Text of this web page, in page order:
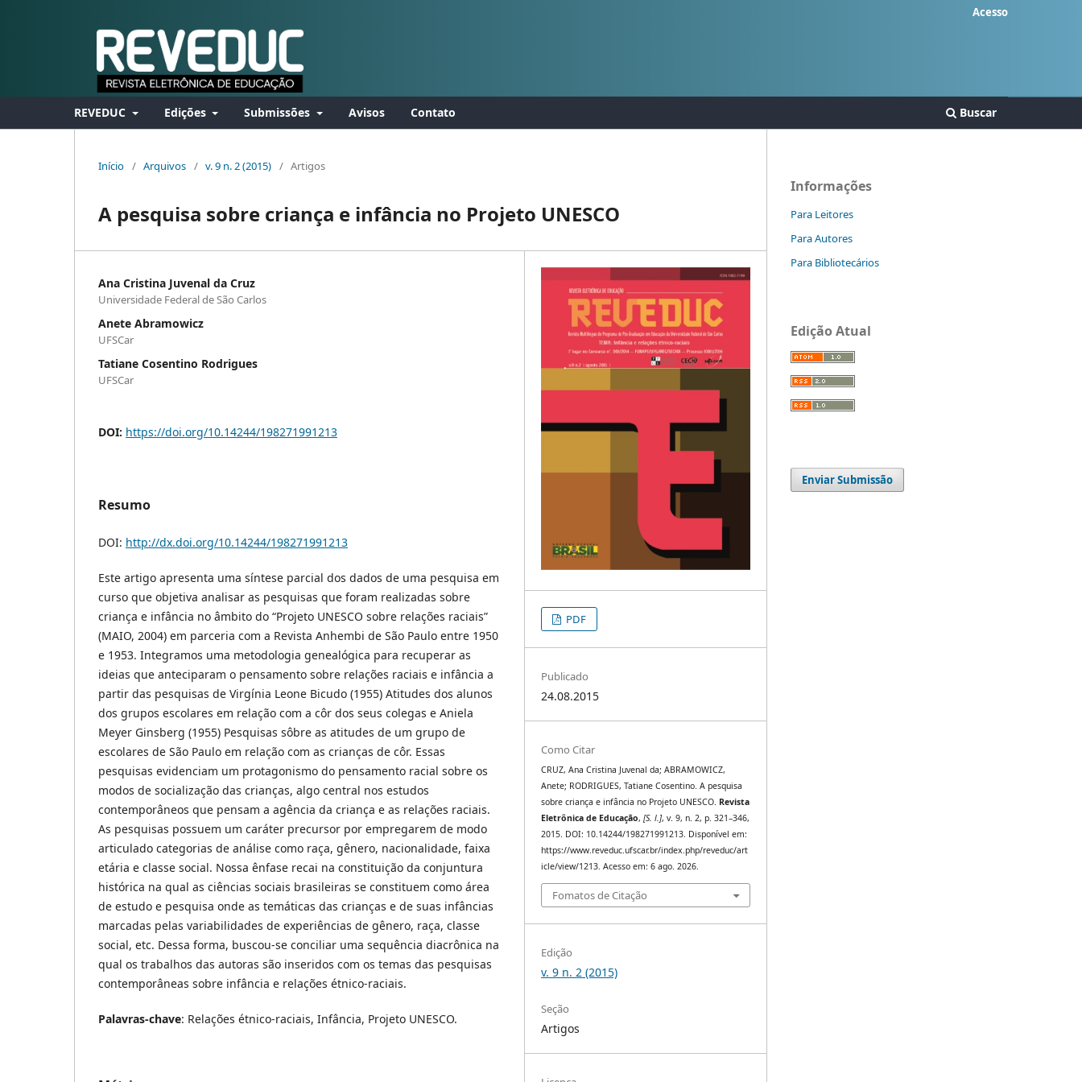
REVEDUC Edições Submissões Avisos Contato Buscar
Acesso
Início / Arquivos / v. 9 n. 2 (2015) / Artigos
A pesquisa sobre criança e infância no Projeto UNESCO
Ana Cristina Juvenal da Cruz
Universidade Federal de São Carlos
Anete Abramowicz
UFSCar
Tatiane Cosentino Rodrigues
UFSCar
DOI: https://doi.org/10.14244/198271991213
Resumo
DOI: http://dx.doi.org/10.14244/198271991213
Este artigo apresenta uma síntese parcial dos dados de uma pesquisa em
curso que objetiva analisar as pesquisas que foram realizadas sobre
criança e infância no âmbito do “Projeto UNESCO sobre relações raciais”
(MAIO, 2004) em parceria com a Revista Anhembi de São Paulo entre 1950
e 1953. Integramos uma metodologia genealógica para recuperar as
ideias que anteciparam o pensamento sobre relações raciais e infância a
partir das pesquisas de Virgínia Leone Bicudo (1955) Atitudes dos alunos
dos grupos escolares em relação com a côr dos seus colegas e Aniela
Meyer Ginsberg (1955) Pesquisas sôbre as atitudes de um grupo de
escolares de São Paulo em relação com as crianças de côr. Essas
pesquisas evidenciam um protagonismo do pensamento racial sobre os
modos de socialização das crianças, algo central nos estudos
contemporâneos que pensam a agência da criança e as relações raciais.
As pesquisas possuem um caráter precursor por empregarem de modo
articulado categorias de análise como raça, gênero, nacionalidade, faixa
etária e classe social. Nossa ênfase recai na constituição da conjuntura
histórica na qual as ciências sociais brasileiras se constituem como área
de estudo e pesquisa onde as temáticas das crianças e de suas infâncias
marcadas pelas variabilidades de experiências de gênero, raça, classe
social, etc. Dessa forma, buscou-se conciliar uma sequência diacrônica na
qual os trabalhos das autoras são inseridos com os temas das pesquisas
contemporâneas sobre infância e relações étnico-raciais.
Palavras-chave: Relações étnico-raciais, Infância, Projeto UNESCO.
PDF
Publicado
24.08.2015
Como Citar
CRUZ, Ana Cristina Juvenal da; ABRAMOWICZ,
Anete; RODRIGUES, Tatiane Cosentino. A pesquisa
sobre criança e infância no Projeto UNESCO. Revista
Eletrônica de Educação,[S. l.], v. 9, n. 2, p. 321–346,
2015. DOI: 10.14244/198271991213. Disponível em:
https://www.reveduc.ufscar.br/index.php/reveduc/art
icle/view/1213. Acesso em: 6 ago. 2026.
Fomatos de Citação
Edição
v. 9 n. 2 (2015)
Seção
Artigos
Informações
Para Leitores
Para Autores
Para Bibliotecários
Edição Atual
Enviar Submissão